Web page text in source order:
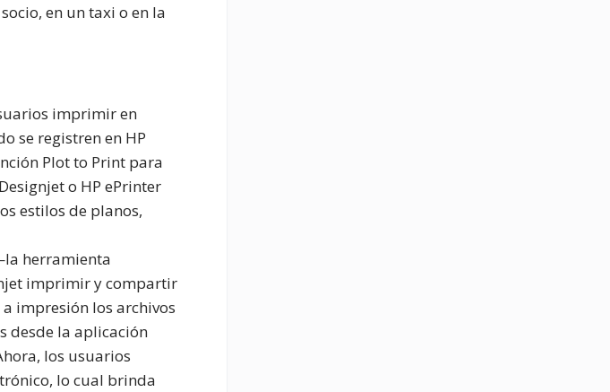
en un taxi o en la
imprimir en
se registren en HP
Plot to Print para
o HP ePrinter
estilos de planos,
herramienta
imprimir y compartir
impresión los archivos
desde la aplicación
los usuarios
lo cual brinda